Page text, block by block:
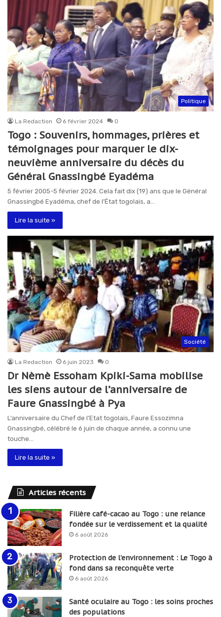
Politique
La Redaction 6 février 2024 0
Togo : Souvenirs, hommages, prières et
témoignages pour marquer le dix-
neuvième anniversaire du décès du
Général Gnassingbé Eyadéma
5 février 2005-5 février 2024. Cela fait dix (19) ans que le Général
Gnassingbé Eyadéma, chef de l’État togolais, a…
Lire la suite »
Société
La Redaction 6 juin 2023 0
Dr Nèmè Essoham Kpiki-Sama mobilise
les siens autour de l’anniversaire de
Faure Gnassingbé à Pya
L’anniversaire du Chef de l’Etat togolais, Faure Essozimna
Gnassingbé, célébré le 6 juin de chaque année, a connu une
touche…
Lire la suite »
Articles récents
Filière café-cacao au Togo : une relance
fondée sur le verdissement et la qualité
6 août 2026
Protection de l’environnement : Le Togo à
fond dans sa reconquête verte
6 août 2026
Santé oculaire au Togo : les soins proches
des populations